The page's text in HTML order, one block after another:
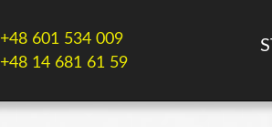
+48 601 534 009
+48 14 681 61 59